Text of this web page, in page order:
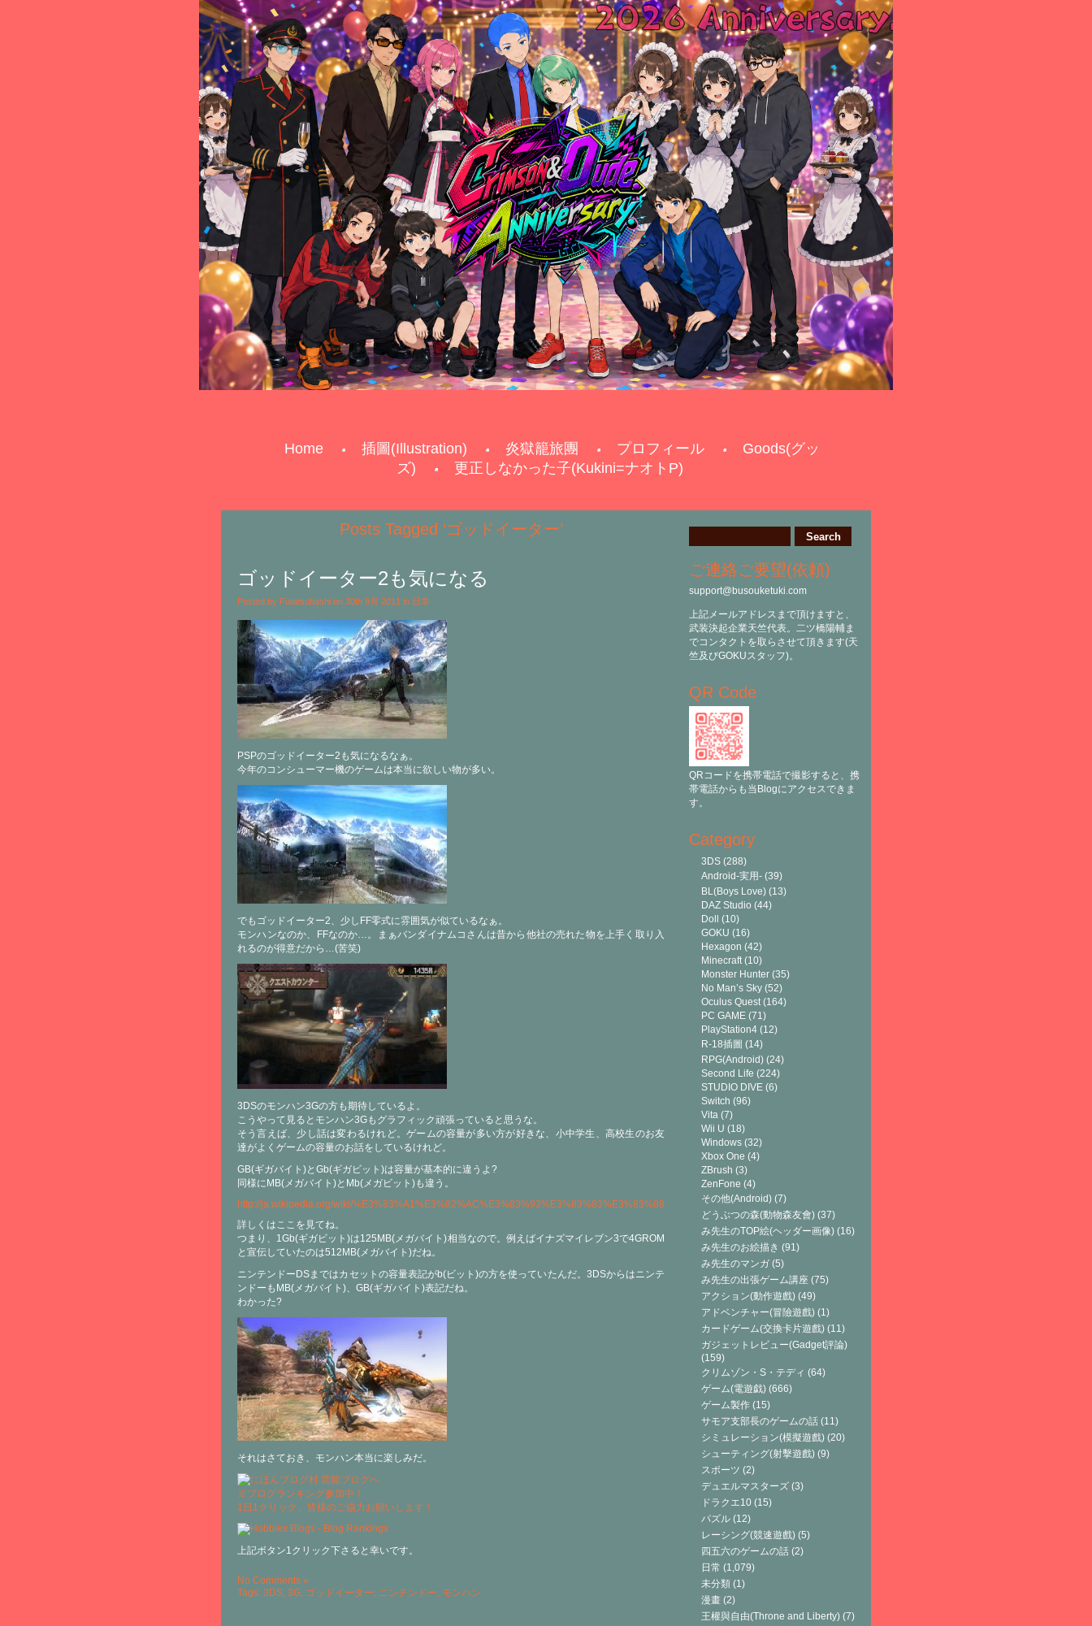
Home 插圖(Illustration) 炎獄籠旅團 プロフィール
Goods(グッ
ズ)
更正しなかった子(Kukini=ナオトP)
Posts Tagged ‘ゴッドイーター’
ゴッドイーター2も気になる
Posted by Futatsubashi on 30th 9月 2011 in 日常
PSPのゴッドイーター2も気になるなぁ。
今年のコンシューマー機のゲームは本当に欲しい物が多い。
でもゴッドイーター2、少しFF零式に雰囲気が似ているなぁ。
モンハンなのか、FFなのか…。まぁバンダイナムコさんは昔から他社の売れた物を上手く取り入
れるのが得意だから…(苦笑)
3DSのモンハン3Gの方も期待しているよ。
こうやって見るとモンハン3Gもグラフィック頑張っていると思うな。
そう言えば、少し話は変わるけれど。ゲームの容量が多い方が好きな、小中学生、高校生のお友
達がよくゲームの容量のお話をしているけれど。
GB(ギガバイト)とGb(ギガビット)は容量が基本的に違うよ?
同様にMB(メガバイト)とMb(メガビット)も違う。
http://ja.wikipedia.org/wiki/%E3%83%A1%E3%82%AC%E3%83%93%E3%83%83%E3%83%88
詳しくはここを見てね。
つまり、1Gb(ギガビット)は125MB(メガバイト)相当なので。例えばイナズマイレブン3で4GROM
と宣伝していたのは512MB(メガバイト)だね。
ニンテンドーDSまではカセットの容量表記がb(ビット)の方を使っていたんだ。3DSからはニンテ
ンドーもMB(メガバイト)、GB(ギガバイト)表記だね。
わかった?
それはさておき、モンハン本当に楽しみだ。
※ブログランキング参加中！
1日1クリック、皆様のご協力お願いします！
上記ボタン1クリック下さると幸いです。
No Comments »
Tags: 3DS, 3G, ゴッドイーター, ニンテンドー, モンハン
ご連絡ご要望(依頼)
support@busouketuki.com
上記メールアドレスまで頂けますと、
武装決起企業天竺代表。二ツ橋陽輔ま
でコンタクトを取らさせて頂きます(天
竺及びGOKUスタッフ)。
QR Code
QRコードを携帯電話で撮影すると、携
帯電話からも当Blogにアクセスできま
す。
Category
3DS (288)
Android-実用- (39)
BL(Boys Love) (13)
DAZ Studio (44)
Doll
(10)
GOKU (16)
Hexagon (42)
Minecraft(10)
Monster Hunter (35)
No Man’s Sky (52)
Oculus Quest(164)
PC GAME (71)
PlayStation4 (12)
R-18插圖 (14)
RPG(Android) (24)
Second Life (224)
STUDIO DIVE (6)
Switch (96)
Vita (7)
Wii U (18)
Windows (32)
Xbox One (4)
ZBrush (3)
ZenFone (4)
その他(Android) (7)
どうぶつの森(動物森友會) (37)
み先生のTOP絵(ヘッダー画像) (16)
み先生のお絵描き (91)
み先生のマンガ (5)
み先生の出張ゲーム講座 (75)
アクション(動作遊戲) (49)
アドベンチャー(冒險遊戲) (1)
カードゲーム(交換卡片遊戲) (11)
ガジェットレビュー(Gadget評論)
(159)
クリムゾン・S・テディ (64)
ゲーム(電遊戯) (666)
ゲーム製作 (15)
サモア支部長のゲームの話 (11)
シミュレーション(模擬遊戲) (20)
シューティング(射擊遊戲) (9)
スポーツ (2)
デュエルマスターズ (3)
ドラクエ10 (15)
パズル (12)
レーシング(競速遊戲) (5)
四五六のゲームの話 (2)
日常 (1,079)
未分類 (1)
漫畫 (2)
王權與自由(Throne and Liberty) (7)